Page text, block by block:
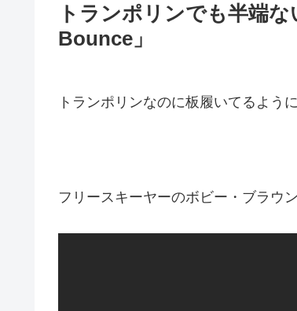
トランポリンでも半端
Bounce」
トランポリンなのに板履いてるよう
フリースキーヤーのボビー・ブラウ